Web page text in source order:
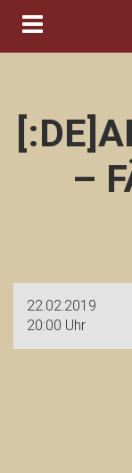
Navigation ein-/
–
22.02.2019
20:00 Uhr